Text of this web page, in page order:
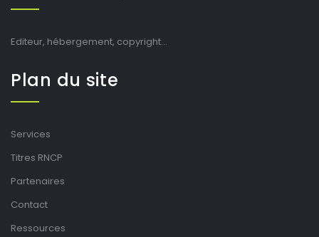
Editeur, hébergement, copyright…
Plan du site
Services
Titres RNCP
Partenaires
Contact
Ressources